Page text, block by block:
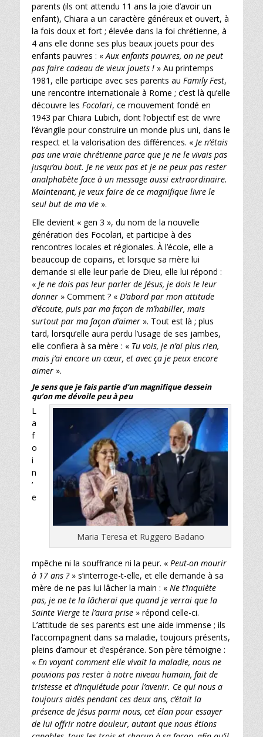
parents (ils ont attendu 11 ans la joie d’avoir un
enfant), Chiara a un caractère généreux et ouvert, à
la fois doux et fort ; élevée dans la foi chrétienne, à
4 ans elle donne ses plus beaux jouets pour des
enfants pauvres : «Aux enfants pauvres, on ne peut
pas faire cadeau de vieux jouets ! » Au printemps
1981, elle participe avec ses parents au Family Fest,
une rencontre internationale à Rome ; c’est là qu’elle
découvre les Focolari, ce mouvement fondé en
1943 par Chiara Lubich, dont l’objectif est de vivre
l’évangile pour construire un monde plus uni, dans le
respect et la valorisation des différences. « Je n’étais
pas une vraie chrétienne parce que je ne le vivais pas
jusqu’au bout. Je ne veux pas et je ne peux pas rester
analphabète face à un message aussi extraordinaire.
Maintenant, je veux faire de ce magnifique livre le
seul but de ma vie ».
Elle devient « gen 3 », du nom de la nouvelle
génération des Focolari, et participe à des
rencontres locales et régionales. À l’école, elle a
beaucoup de copains, et lorsque sa mère lui
demande si elle leur parle de Dieu, elle lui répond :
« Je ne dois pas leur parler de Jésus, je dois le leur
donner » Comment ? « D’abord par mon attitude
d’écoute, puis par ma façon de m’habiller, mais
surtout par ma façon d’aimer ». Tout est là ; plus
tard, lorsqu’elle aura perdu l’usage de ses jambes,
elle confiera à sa mère : « Tu vois, je n’ai plus rien,
mais j’ai encore un cœur, et avec ça je peux encore
aimer ».
Je sens que je fais partie d’un magnifique dessein
qu’on me dévoile peu à peu
Maria Teresa et Ruggero Badano
L
a
f
o
i
n
’
e
mpêche ni la souffrance ni la peur. « Peut-on mourir
à 17 ans ?» s’interroge-t-elle, et elle demande à sa
mère de ne pas lui lâcher la main : « Ne t’inquiète
pas, je ne te la lâcherai que quand je verrai que la
Sainte Vierge te l’aura prise » répond celle-ci.
L’attitude de ses parents est une aide immense ; ils
l’accompagnent dans sa maladie, toujours présents,
pleins d’amour et d’espérance. Son père témoigne :
« En voyant comment elle vivait la maladie, nous ne
pouvions pas rester à notre niveau humain, fait de
tristesse et d’inquiétude pour l’avenir. Ce qui nous a
toujours aidés pendant ces deux ans, c’était la
présence de Jésus parmi nous, cet élan pour essayer
de lui offrir notre douleur, autant que nous étions